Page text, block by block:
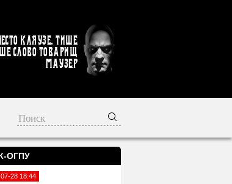
кляузе. Тише
слово товарищ
Маузер
ОГПУ
28 18:44